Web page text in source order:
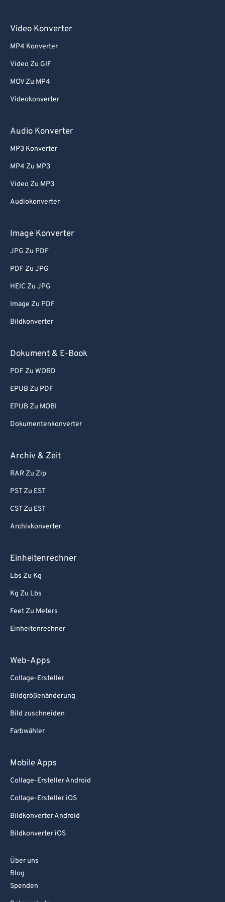
Video Konverter
MP4 Konverter
Video Zu GIF
MOV Zu MP4
Videokonverter
Audio Konverter
MP3 Konverter
MP4 Zu MP3
Video Zu MP3
Audiokonverter
Image Konverter
JPG Zu PDF
PDF Zu JPG
HEIC Zu JPG
Image Zu PDF
Bildkonverter
Dokument & E-Book
PDF Zu WORD
EPUB Zu PDF
EPUB Zu MOBI
Dokumentenkonverter
Archiv & Zeit
RAR Zu Zip
PST Zu EST
CST Zu EST
Archivkonverter
Einheitenrechner
Lbs Zu Kg
Kg Zu Lbs
Feet Zu Meters
Einheitenrechner
Web-Apps
Collage-Ersteller
Bildgrößenänderung
Bild zuschneiden
Farbwähler
Mobile Apps
Collage-Ersteller Android
Collage-Ersteller iOS
Bildkonverter Android
Bildkonverter iOS
Über uns
Blog
Spenden